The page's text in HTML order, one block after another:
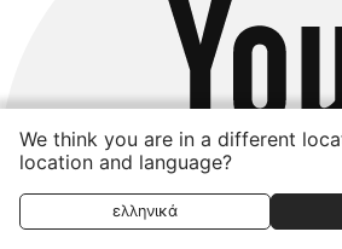
We think you are in a different
location and language?
ελληνικά